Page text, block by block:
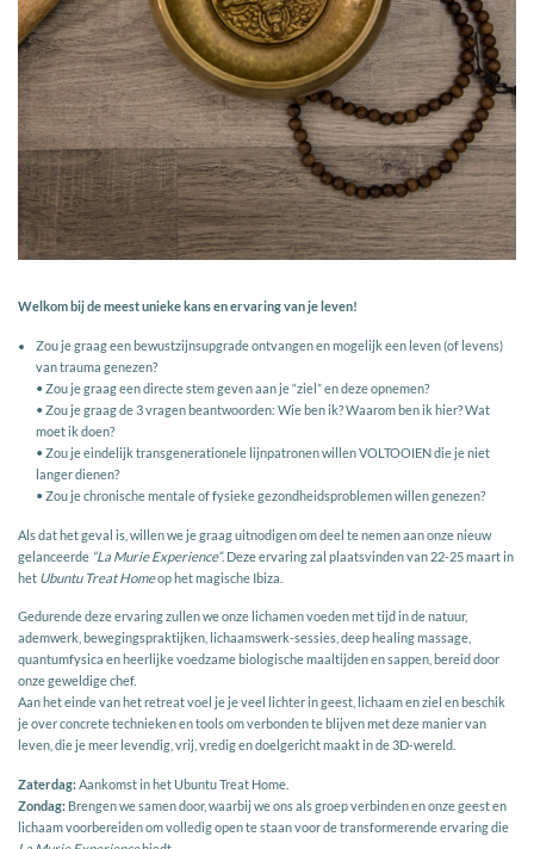
Welkom bij de meest unieke kans en ervaring van je leven!
Zou je graag een bewustzijnsupgrade ontvangen en mogelijk een leven (of levens)
van trauma genezen?
• Zou je graag een directe stem geven aan je “ziel” en deze opnemen?
• Zou je graag de 3 vragen beantwoorden: Wie ben ik? Waarom ben ik hier? Wat
moet ik doen?
• Zou je eindelijk transgenerationele lijnpatronen willen VOLTOOIEN die je niet
langer dienen?
• Zou je chronische mentale of fysieke gezondheidsproblemen willen genezen?
Als dat het geval is, willen we je graag uitnodigen om deel te nemen aan onze nieuw
gelanceerde “La Murie Experience”. Deze ervaring zal plaatsvinden van 22-25 maart in
het Ubuntu Treat Homeop het magische Ibiza.
Gedurende deze ervaring zullen we onze lichamen voeden met tijd in de natuur,
ademwerk, bewegingspraktijken, lichaamswerk-sessies, deep healing massage,
quantumfysica en heerlijke voedzame biologische maaltijden en sappen, bereid door
onze geweldige chef.
Aan het einde van het retreat voel je je veel lichter in geest, lichaam en ziel en beschik
je over concrete technieken en tools om verbonden te blijven met deze manier van
leven, die je meer levendig, vrij, vredig en doelgericht maakt in de 3D-wereld.
Zaterdag:Aankomst in het Ubuntu Treat Home.
Zondag: Brengen we samen door, waarbij we ons als groep verbinden en onze geest en
lichaam voorbereiden om volledig open te staan voor de transformerende ervaring die